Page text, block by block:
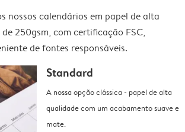
nossos calendários em papel de alta
250gsm, com certificação FSC,
de fontes responsáveis.
Standard
A nossa opção clássica - papel de alta
qualidade com um acabamento suave e
mate.